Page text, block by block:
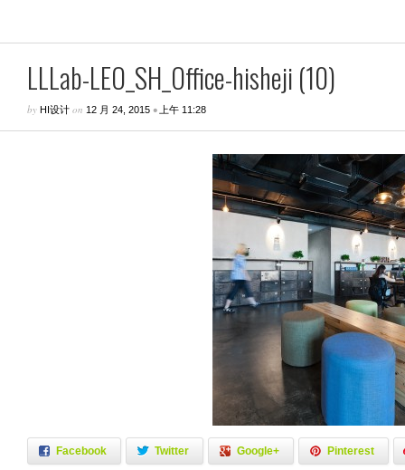
LLLab-LEO_SH_Office-hisheji (10)
by HI设计 on 12 月 24, 2015 • 上午 11:28
Facebook Twitter Google+ Pinterest